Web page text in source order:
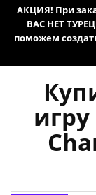
АКЦИЯ! При
ВАС НЕТ
поможем